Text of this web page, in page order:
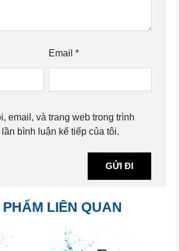
Email *
email, và trang web trong trình
bình luận kế tiếp của tôi.
LIÊN QUAN